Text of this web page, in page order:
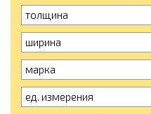
толщина
ширина
марка
ед. измерения